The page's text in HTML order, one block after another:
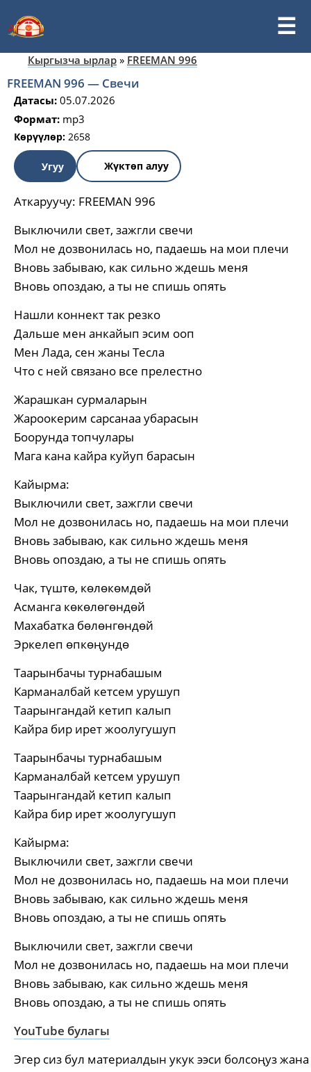
Кыргызча ырлар » FREEMAN 996
FREEMAN 996 — Свечи
Датасы: 05.07.2026
Формат: mp3
Көрүүлөр: 2658
Угуу Жүктөп алуу
Аткаруучу: FREEMAN 996
Выключили свет, зажгли свечи
Мол не дозвонилась но, падаешь на мои плечи
Вновь забываю, как сильно ждешь меня
Вновь опоздаю, а ты не спишь опять
Нашли коннект так резко
Дальше мен анкайып эсим ооп
Мен Лада, сен жаны Тесла
Что с ней связано все прелестно
Жарашкан сурмаларын
Жароокерим сарсанаа убарасын
Боорунда топчулары
Мага кана кайра куйуп барасын
Кайырма:
Выключили свет, зажгли свечи
Мол не дозвонилась но, падаешь на мои плечи
Вновь забываю, как сильно ждешь меня
Вновь опоздаю, а ты не спишь опять
Чак, түштө, көлөкөмдөй
Асманга көкөлөгөндөй
Махабатка бөлөнгөндөй
Эркелеп өпкөңундө
Таарынбачы турнабашым
Карманалбай кетсем урушуп
Таарынгандай кетип калып
Кайра бир ирет жоолугушуп
Таарынбачы турнабашым
Карманалбай кетсем урушуп
Таарынгандай кетип калып
Кайра бир ирет жоолугушуп
Кайырма:
Выключили свет, зажгли свечи
Мол не дозвонилась но, падаешь на мои плечи
Вновь забываю, как сильно ждешь меня
Вновь опоздаю, а ты не спишь опять
Выключили свет, зажгли свечи
Мол не дозвонилась но, падаешь на мои плечи
Вновь забываю, как сильно ждешь меня
Вновь опоздаю, а ты не спишь опять
YouTube булагы
Эгер сиз бул материалдын укук ээси болсоңуз жана